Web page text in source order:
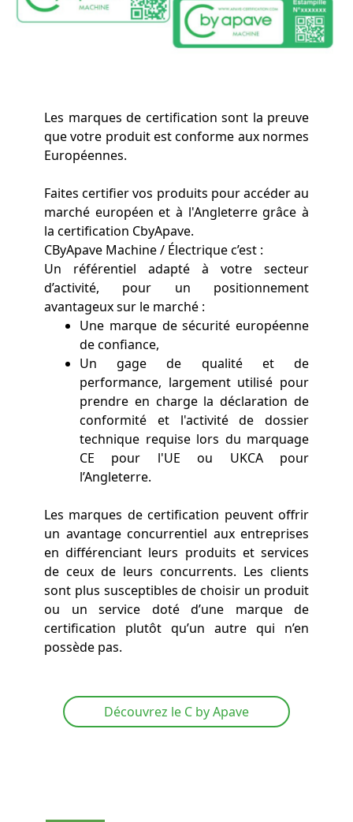
Les marques de certification sont la preuve
que votre produit est conforme aux normes
Européennes.
Faites certifier vos produits pour accéder au
marché européen et à l'Angleterre grâce à
la certification CbyApave.
CByApave Machine / Électrique c’est :
Un référentiel adapté à votre secteur
d’activité, pour un positionnement
avantageux sur le marché :
Une marque de sécurité européenne
de confiance,
Un gage de qualité et de
performance, largement utilisé pour
prendre en charge la déclaration de
conformité et l'activité de dossier
technique requise lors du marquage
CE pour l'UE ou UKCA pour
l’Angleterre.
Les marques de certification peuvent offrir
un avantage concurrentiel aux entreprises
en différenciant leurs produits et services
de ceux de leurs concurrents. Les clients
sont plus susceptibles de choisir un produit
ou un service doté d’une marque de
certification plutôt qu’un autre qui n’en
possède pas.
Découvrez le C by Apave